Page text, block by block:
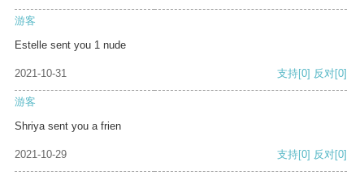
游客
Estelle sent you 1 nude
2021-10-31 支持[0] 反对[0]
游客
Shriya sent you a frien
2021-10-29 支持[0] 反对[0]